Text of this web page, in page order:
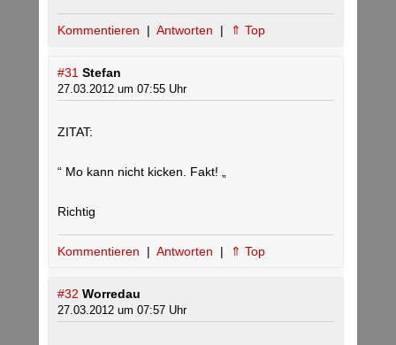
Kommentieren | Antworten | ⇑ Top
#31 Stefan
27.03.2012 um 07:55 Uhr
ZITAT:
“ Mo kann nicht kicken. Fakt! „
Richtig
Kommentieren | Antworten | ⇑ Top
#32 Worredau
27.03.2012 um 07:57 Uhr